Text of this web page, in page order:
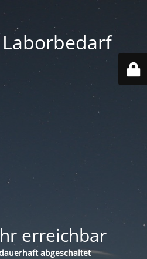
erreichbar
abgeschaltet